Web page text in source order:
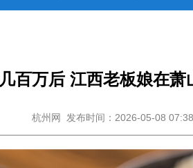
百万后 江西老板娘在萧
杭州网 发布时间：2026-05-08